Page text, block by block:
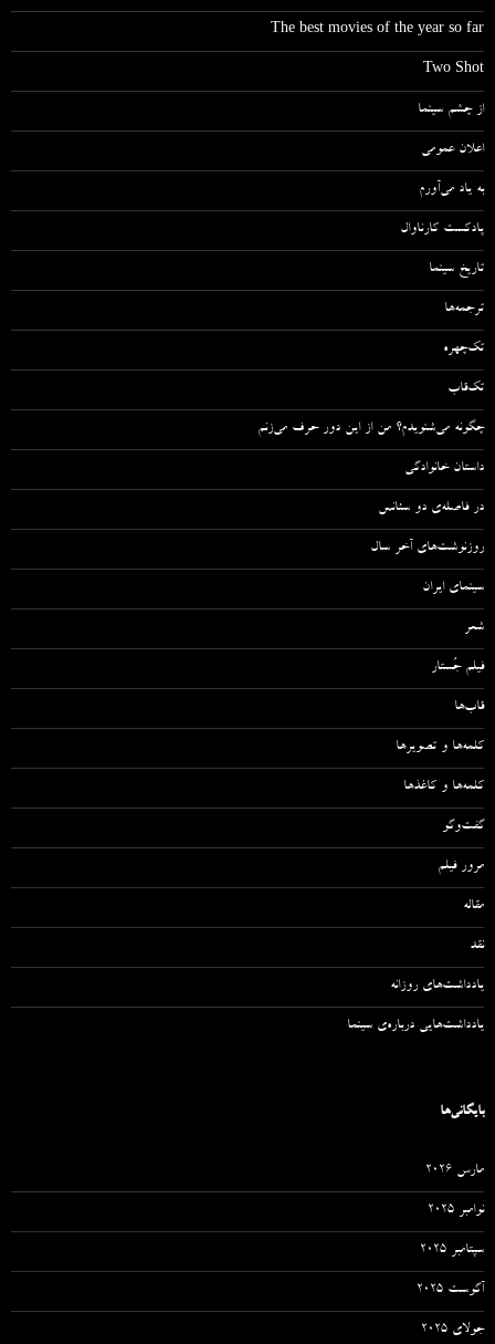
The best movies of the year so far
Two Shot
از چشم سینما
اعلان عمومی
به یاد می‌آورم
پادکست کارناوال
تاریخ سینما
ترجمه‌ها
تک‌چهره
تک‌قاب
چگونه می‌شنویدم؟ من از این دور حرف می‌زنم
داستان خانوادگی
در فاصله‌ی دو سئانس
روزنوشت‌های آخر سال
سینمای ایران
شعر
فیلم جُستار
قاب‌ها
کلمه‌ها و تصویرها
کلمه‌ها و کاغذها
گفت‌وگو
مرور فیلم
مقاله‌
نقد
یادداشت‌های روزانه
یادداشت‌هایی درباره‌ی سینما
بایگانی‌ها
مارس 2026
نوامبر 2025
سپتامبر 2025
آگوست 2025
جولای 2025